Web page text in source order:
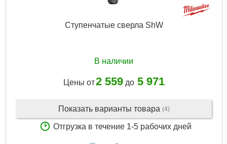
Ступенчатые сверла ShW
В наличии
Цены от2 559до 5 971
Показать варианты товара (4)
Отгрузка в течение 1-5 рабочих дней